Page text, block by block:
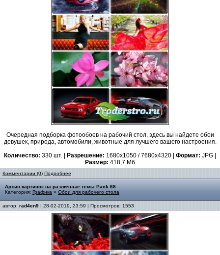
Очередная подборка фотообоев на рабочий стол, здесь вы найдете обои
девушек, природа, автомобили, животные для лучшего вашего настроения.
Количество: 330 шт. | Разрешение: 1680x1050 / 7680x4320 | Формат: JPG |
Размер: 418,7 Мб
Комментарии (0) Подробнее
Архив картинок на различные темы Pack 68
Категория: Графика » Обои для рабочего стола
автор: rad4en9 | 28-02-2019, 23:59 | Просмотров: 1553